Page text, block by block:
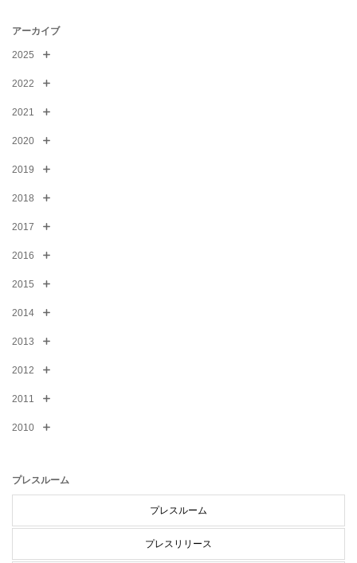
アーカイブ
2025
2022
2021
2020
2019
2018
2017
2016
2015
2014
2013
2012
2011
2010
プレスルーム
プレスルーム
プレスリリース